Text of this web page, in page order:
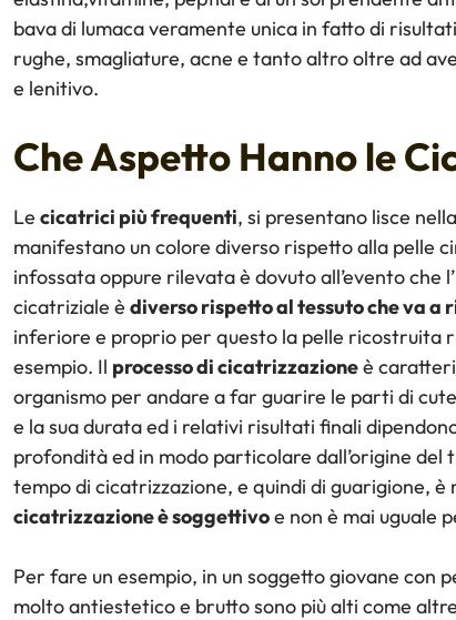
bava di lumaca veramente unica in fatto di
rughe, smagliature, acne e tanto altro oltre ad
e lenitivo.
Che Aspetto Hanno le
Le cicatrici più frequenti, si presentano lisce
manifestano un colore diverso rispetto alla pelle
infossata oppure rilevata è dovuto all’evento che
cicatriziale è diverso rispetto al tessuto che va a
inferiore e proprio per questo la pelle ricostruita
esempio. Il processo di cicatrizzazioneè
organismo per andare a far guarire le parti di
e la sua durata ed i relativi risultati finali
profondità ed in modo particolare dall’origine del
tempo di cicatrizzazione, e quindi di guarigione,
cicatrizzazione è soggettivoe non è mai uguale
Per fare un esempio, in un soggetto giovane con
molto antiestetico e brutto sono più alti come